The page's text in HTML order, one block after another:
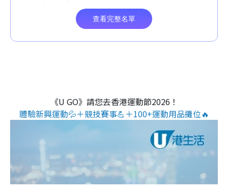
《U GO》請您去香港運動節2026！
體驗新興運動💦＋競技賽事💪＋100+運動用品攤位🔥